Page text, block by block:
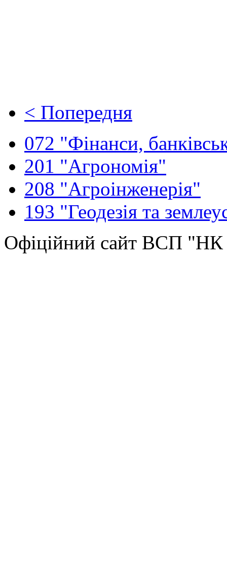
< Попередня
072 "Фінанси,
201 "Агрономія"
208 "Агроінженерія"
193 "Геодезія та
Офіційний сайт ВСП